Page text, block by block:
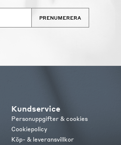
PRENUMERERA
Kundservice
Personuppgifter & cookies
Cookiepolicy
Köp- & leveransvillkor